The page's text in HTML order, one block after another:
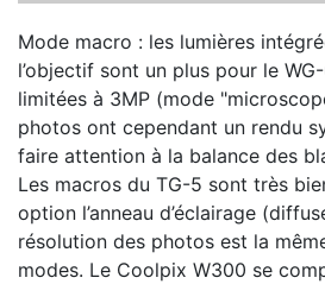
Mode macro : les lumières
l’objectif sont un plus pour le
limitées à 3MP (mode
photos ont cependant un rendu
faire attention à la balance des
Les macros du TG-5 sont très
option l’anneau d’éclairage
résolution des photos est la
modes. Le Coolpix W300 se